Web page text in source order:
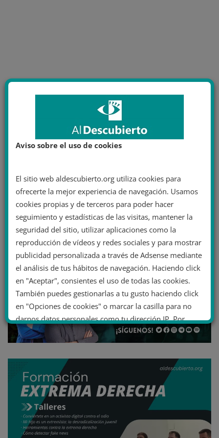
Aviso sobre el uso de cookies
El sitio web aldescubierto.org utiliza cookies para
ofrecerte la mejor experiencia de navegación. Usamos
cookies propias y de terceros para poder hacer
seguimiento y estadísticas de las visitas, mantener la
seguridad del sitio, utilizar aplicaciones como la
reproducción de vídeos y redes sociales y para mostrar
publicidad personalizada a través de Adsense mediante
el análisis de tus hábitos de navegación. Haciendo click
en "Aceptar", consientes el uso de todas las cookies.
También puedes gestionarlas a tu gusto haciendo click
en "Opciones de cookies" o marcar la casilla para no
darnos datos personales como tu dirección IP. Por
último, puedes leer nuestra Política de cookies.
No dar mi información personal
Opciones de cookies Aceptar cookies
Rechazar cookies